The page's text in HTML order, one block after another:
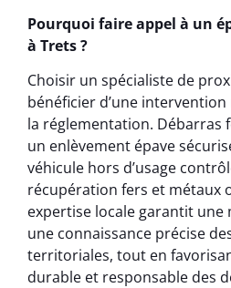
Pourquoi faire appel à un
à Trets ?
Choisir un spécialiste de
bénéficier d’une
la réglementation. Débarras
un enlèvement épave
véhicule hors d’usage
récupération fers et métaux
expertise locale garantit
une connaissance précise
territoriales, tout en
durable et responsable des